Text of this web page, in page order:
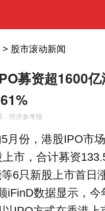
> 股市滚动新闻
募资超1600
：经济参考报
月份，港股IPO市场
市，合计募资
6只新股上市首日
iFinD数据显示，今